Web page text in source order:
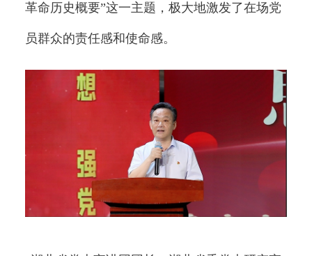
革命历史概要”这一主题，极大地激发了在场党
员群众的责任感和使命感。